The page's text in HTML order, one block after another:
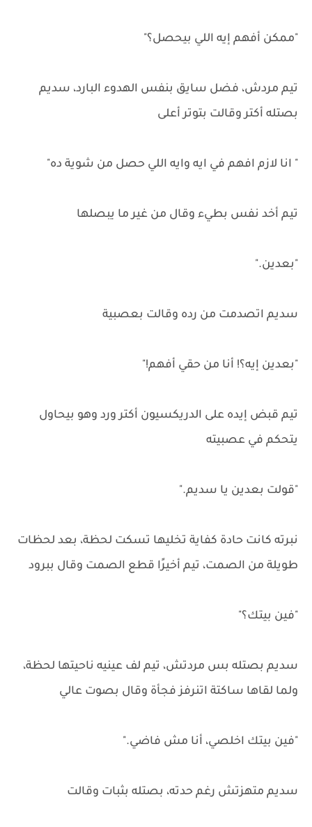
"ممكن أفهم إيه اللي بيحصل؟"
تيم مردش، فضل سايق بنفس الهدوء البارد، سديم
بصتله أكتر وقالت بتوتر أعلى
" انا لازم افهم في ايه وايه اللي حصل من شوية ده"
تيم أخد نفس بطيء وقال من غير ما يبصلها
"بعدين."
سديم اتصدمت من رده وقالت بعصبية
"بعدين إيه؟! أنا من حقي أفهم!"
تيم قبض إيده على الدريكسيون أكتر ورد وهو بيحاول
يتحكم في عصبيته
"قولت بعدين يا سديم."
نبرته كانت حادة كفاية تخليها تسكت لحظة، بعد لحظات
طويلة من الصمت، تيم أخيرًا قطع الصمت وقال ببرود
"فين بيتك؟"
سديم بصتله بس مردتش، تيم لف عينيه ناحيتها لحظة،
ولما لقاها ساكتة اتنرفز فجأة وقال بصوت عالي
"فين بيتك اخلصي، أنا مش فاضي."
سديم متهزتش رغم حدته، بصتله بثبات وقالت